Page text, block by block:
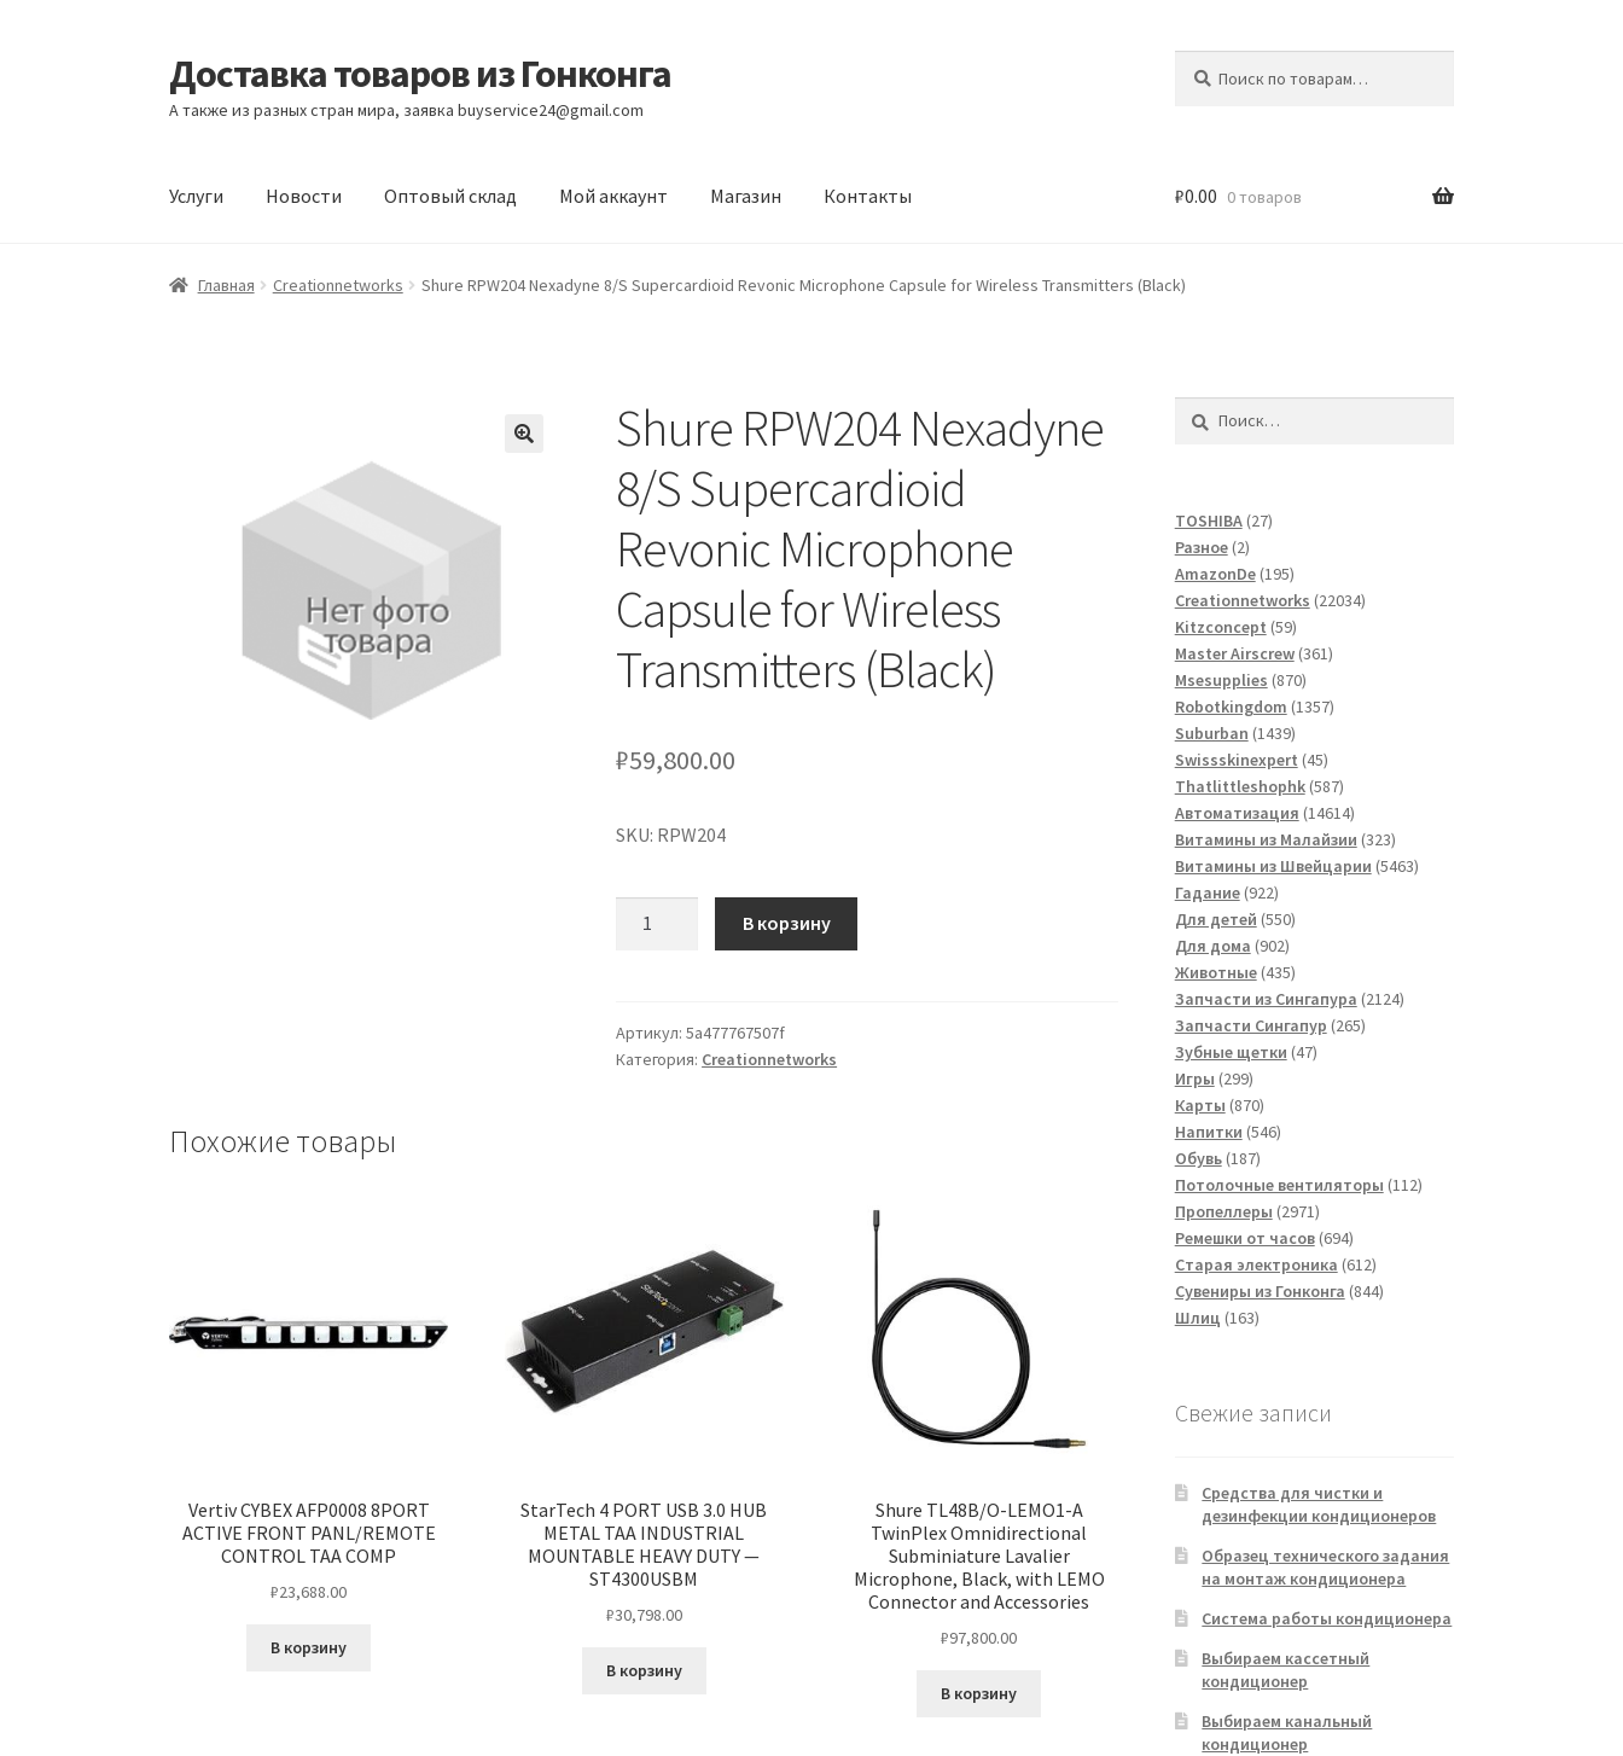
Перейти
к
навигации
Перейти
к
содержимому
Доставка товаров из Гонконга
А также из разных стран мира, заявка buyservice24@gmail.com
Услуги Новости Оптовый склад Мой аккаунт Магазин Контакты
Главная Контакты Корзина Мой аккаунт Новости Оптовый склад Оформление заказа Услуги
₽0.00 0 товаров
Главная Creationnetworks Shure RPW204 Nexadyne 8/S Supercardioid Revonic Microphone Capsule for Wireless Transmitters (Black)
Shure RPW204 Nexadyne
8/S Supercardioid
Revonic Microphone
Capsule for Wireless
Transmitters (Black)
₽59,800.00
SKU: RPW204
Nexadyne
8/S
Transmitters
(Black)
В корзину
Артикул:5a477767507f
Категория: Creationnetworks
Похожие товары
Vertiv CYBEX AFP0008 8PORT
ACTIVE FRONT PANL/REMOTE
CONTROL TAA COMP
₽23,688.00
В корзину
StarTech 4 PORT USB 3.0 HUB
METAL TAA INDUSTRIAL
MOUNTABLE HEAVY DUTY —
ST4300USBM
₽30,798.00
В корзину
Shure TL48B/O-LEMO1-A
TwinPlex Omnidirectional
Subminiature Lavalier
Microphone, Black, with LEMO
Connector and Accessories
₽97,800.00
В корзину
Найти:
TOSHIBA 2727
Разное 22
товара
AmazonDe 195195
товаров
Creationnetworks 2203422034
Kitzconcept 5959
товаров
Master Airscrew 361361
Msesupplies 870870
товаров
Robotkingdom 13571357
Suburban 14391439
товаров
Swissskinexpert 4545
товаров
Thatlittleshophk 587587
товаров
Автоматизация 1461414614
товаров
Витамины из Малайзии 323323
товара
Витамины из Швейцарии 54635463
Гадание 922922
товара
Для детей 550550
Для дома 902902
товара
Животные 435435
товаров
Запчасти из Сингапура 21242124
Запчасти Сингапур 265265
Зубные щетки 4747
Игры 299299
товаров
Карты 870870
товаров
Напитки 546546
Обувь 187187
товаров
Потолочные вентиляторы 112112
Пропеллеры 29712971
товар
Ремешки от часов 694694
товара
Старая электроника 612612
товаров
Сувениры из Гонконга 844844
Шлиц 163163
Свежие записи
Средства для чистки и
дезинфекции кондиционеров
Образец технического задания
на монтаж кондиционера
Система работы кондиционера
Выбираем кассетный
кондиционер
Выбираем канальный
кондиционер